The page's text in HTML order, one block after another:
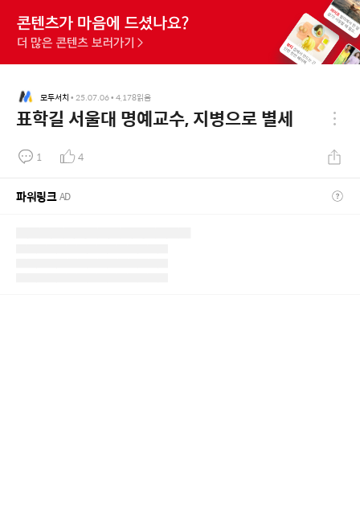
모두서치 • 25.07.06• 4,178읽음
표학길 서울대 명예교수, 지병으로 별세
1 4
파워링크AD